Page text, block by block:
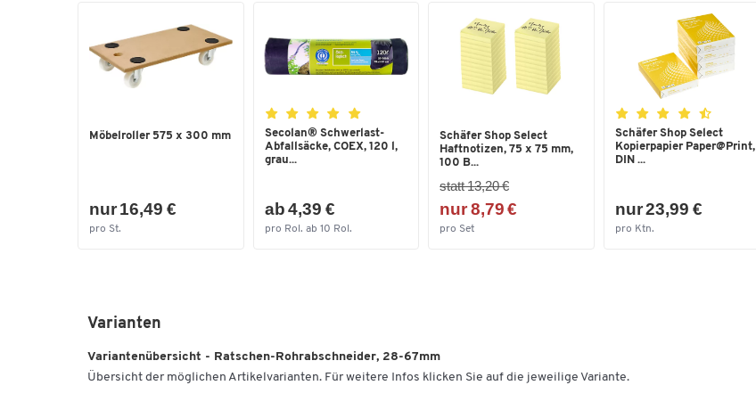
Möbelroller 575 x 300 mm
nur 16,49 €
pro St.
Secolan® Schwerlast-
Abfallsäcke, COEX, 120 l,
grau...
ab 4,39 €
pro Rol. ab 10 Rol.
Schäfer Shop Select
Haftnotizen, 75 x 75 mm,
100 B...
statt 13,20 €
nur 8,79 €
pro Set
Schäfer Shop Select
Kopierpapier Paper@Print,
DIN ...
nur 23,99 €
pro Ktn.
Varianten
Variantenübersicht - Ratschen-Rohrabschneider, 28-67mm
Übersicht der möglichen Artikelvarianten. Für weitere Infos klicken Sie auf die jeweilige Variante.